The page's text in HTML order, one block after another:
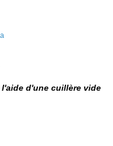
d'une cuillère vide